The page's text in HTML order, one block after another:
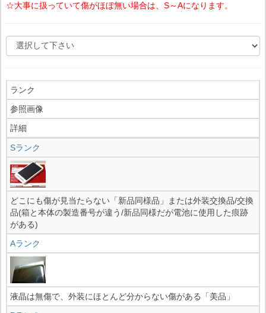
☆大事に扱っていて傷がほぼ無い場合は、S～Aになります。
ランク
参照画像
詳細
Sランク
どこにも傷が見当たらない「新品同様品」または外装交換品/交換
品(箱と本体の製造番号が違う/新品同様だが電池に使用した痕跡
がある)
Aランク
液晶は無傷で、外装にほとんど分からない傷がある「美品」